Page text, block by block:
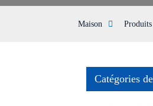
Maison Produits
Catégories